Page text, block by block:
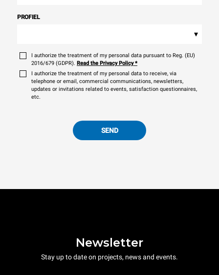
PROFIEL
▾
I authorize the treatment of my personal data pursuant to Reg. (EU)
2016/679 (GDPR). Read the Privacy Policy*
I authorize the treatment of my personal data to receive, via
telephone or email, commercial communications, newsletters,
updates or invitations related to events, satisfaction questionnaires,
etc.
SEND
Newsletter
Stay up to date on projects, news and events.